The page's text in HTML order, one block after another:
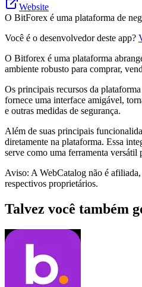
Website
O BitForex é uma plataforma de
Você é o desenvolvedor deste app?
O Bitforex é uma plataforma
ambiente robusto para comprar,
Os principais recursos da
fornece uma interface amigável,
e outras medidas de segurança.
Além de suas principais
diretamente na plataforma. Essa
serve como uma ferramenta versátil
Aviso: A WebCatalog não é
respectivos proprietários.
Talvez você também